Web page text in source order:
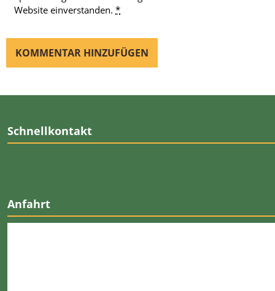
Website einverstanden. *
Schnellkontakt
Anfahrt